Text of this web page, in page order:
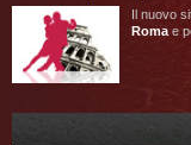
Il nuovo
Roma e